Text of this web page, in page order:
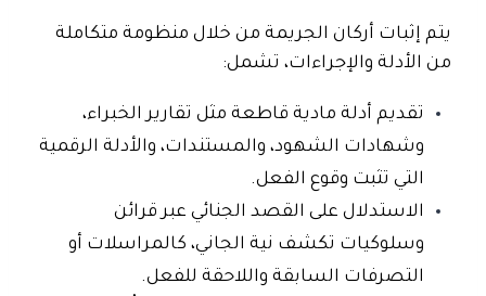
يتم إثبات أركان الجريمة من خلال منظومة متكاملة
من الأدلة والإجراءات، تشمل:
تقديم أدلة مادية قاطعة مثل تقارير الخبراء،
وشهادات الشهود، والمستندات، والأدلة الرقمية
التي تثبت وقوع الفعل.
الاستدلال على القصد الجنائي عبر قرائن
وسلوكيات تكشف نية الجاني، كالمراسلات أو
التصرفات السابقة واللاحقة للفعل.